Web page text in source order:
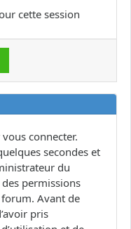
cette session
connecter.
secondes et
du
permissions
Avant de
pris